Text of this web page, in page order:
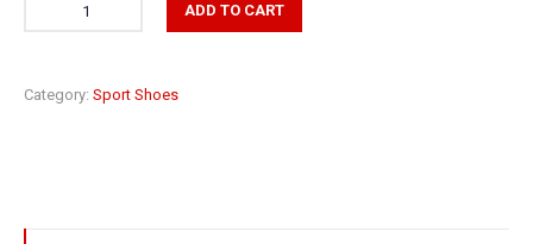
ADD TO CART
Category: Sport Shoes